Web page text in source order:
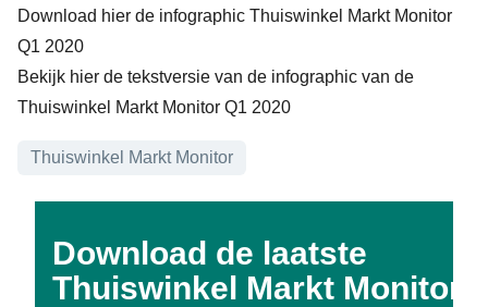
Download hier de infographic Thuiswinkel Markt Monitor
Q1 2020
Bekijk hier de tekstversie van de infographic van de
Thuiswinkel Markt Monitor Q1 2020
Onderwerpen
Thuiswinkel Markt Monitor
Download de laatste
Thuiswinkel Markt Monitor